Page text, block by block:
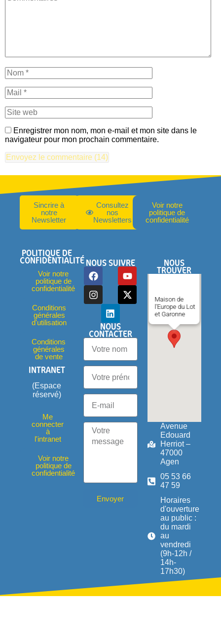
Enregistrer mon nom, mon e-mail et mon site dans le
navigateur pour mon prochain commentaire.
Sincrire à
notre
Newsletter
Consultez
nos
Newsletters
Voir notre
politique de
confidentialité
POLITIQUE DE
CONFIDENTIALITÉ
Voir notre
politique de
confidentialité
Conditions
générales
d'utilisation
Conditions
générales
de vente
INTRANET
(Espace
réservé)
Me
connecter
à
l'intranet
Voir notre
politique de
confidentialité
NOUS SUIVRE
NOUS
CONTACTER
Envoyer
NOUS
TROUVER
Maison de
l'Europe du Lot
et Garonne
Avenue
Edouard
Herriot –
47000
Agen
05 53 66
47 59
Horaires
d'ouverture
au public :
du mardi
au
vendredi
(9h-12h /
14h-
17h30)